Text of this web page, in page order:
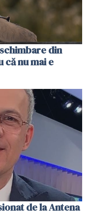
din
că nu mai e
de la Antena